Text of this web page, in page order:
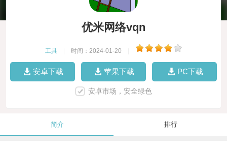
优米网络vqn
工具 时间：2024-01-20
安卓下载 苹果下载 PC下载
安卓市场，安全绿色
简介 排行